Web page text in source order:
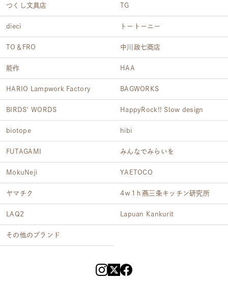
つくし文具店 TG
dieci トートーニー
TO＆FRO 中川政七商店
能作 HAA
HARIO Lampwork Factory BAGWORKS
BIRDS' WORDS HappyRock!! Slow design
biotope hibi
FUTAGAMI みんなでみらいを
MokuNeji YAETOCO
ヤマチク 4ｗ1ｈ燕三条キッチン研究所
LAQ2 Lapuan Kankurit
その他のブランド